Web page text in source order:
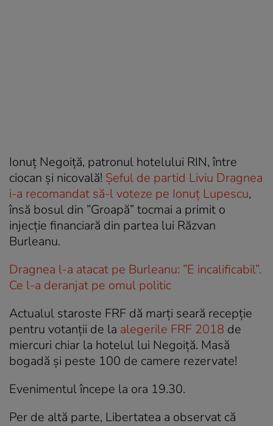
Ionuț Negoiță, patronul hotelului RIN, între
ciocan și nicovală! Șeful de partid Liviu Dragnea
i-a recomandat să-l voteze pe Ionuț Lupescu,
însă bosul din ”Groapă” tocmai a primit o
injecție financiară din partea lui Răzvan
Burleanu.
Dragnea l-a atacat pe Burleanu: ”E incalificabil”.
Ce l-a deranjat pe omul politic
Actualul staroste FRF dă marți seară recepție
pentru votanții de la alegerile FRF 2018 de
miercuri chiar la hotelul lui Negoiță. Masă
bogadă și peste 100 de camere rezervate!
Evenimentul începe la ora 19.30.
Per de altă parte, Libertatea a observat că